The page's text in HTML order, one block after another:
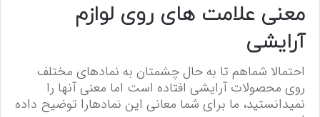
معنی علامت های روی لوازم
آرایشی
احتمالا شماهم تا به حال چشمتان به نمادهای مختلف
روی محصولات آرایشی افتاده است اما معنی آنها را
نمیدانستید، ما برای شما معانی این نمادهارا توضیح داده